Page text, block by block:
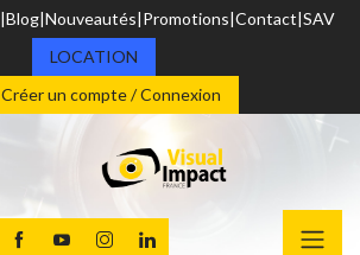
Blog Nouveautés Promotions Contact SAV
LOCATION
Créer un compte / Connexion